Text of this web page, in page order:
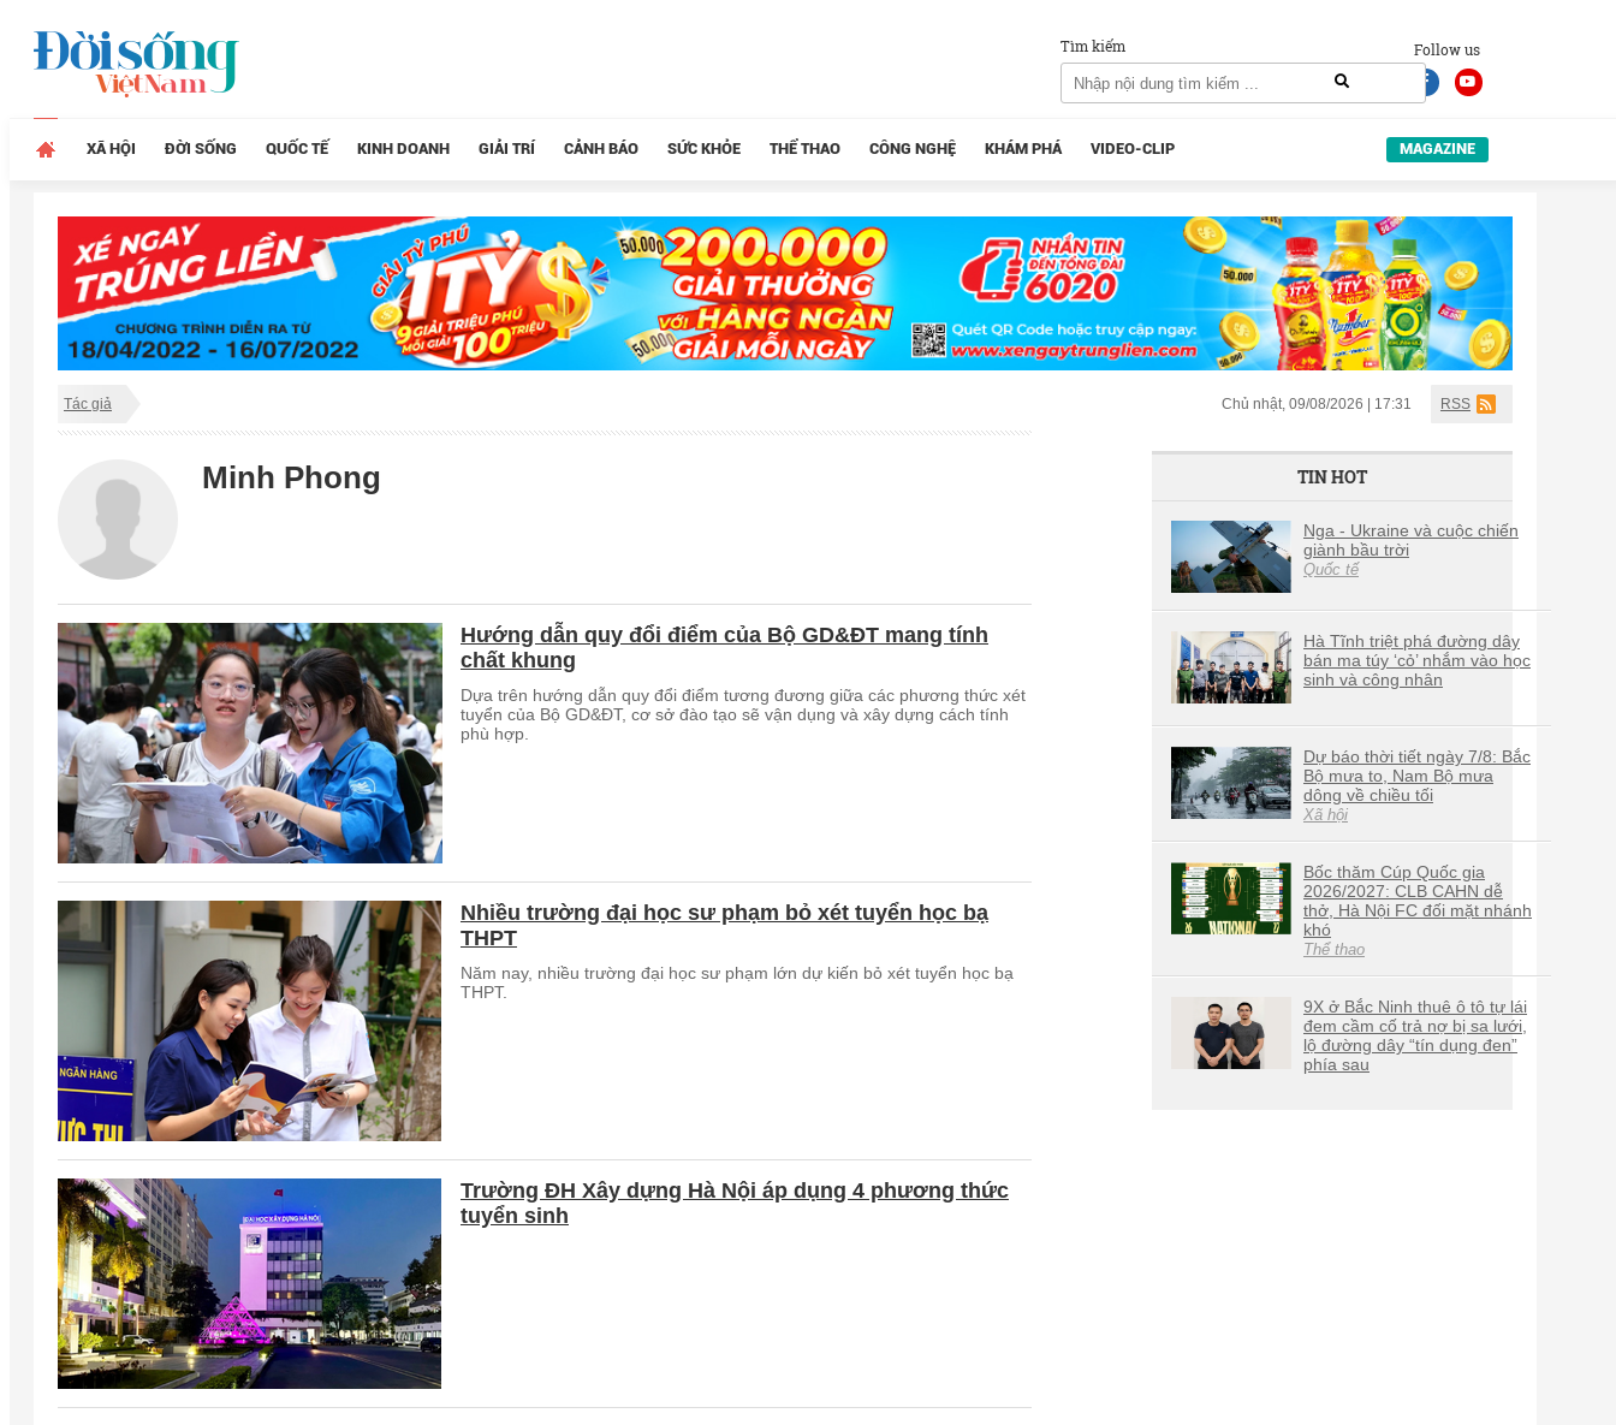
Follow us
Tìm kiếm
XÃ HỘI ĐỜI SỐNG QUỐC TẾ KINH DOANH GIẢI TRÍ CẢNH BÁO SỨC KHỎE THỂ THAO CÔNG NGHỆ KHÁM PHÁ VIDEO-CLIP MAGAZINE
Tác giả Chủ nhật, 09/08/2026 | 17:31 RSS
Minh Phong
Hướng dẫn quy đổi điểm của Bộ GD&ĐT mang tính
chất khung
Dựa trên hướng dẫn quy đổi điểm tương đương giữa các phương thức xét
tuyển của Bộ GD&ĐT, cơ sở đào tạo sẽ vận dụng và xây dựng cách tính
phù hợp.
Nhiều trường đại học sư phạm bỏ xét tuyển học bạ
THPT
Năm nay, nhiều trường đại học sư phạm lớn dự kiến bỏ xét tuyển học bạ
THPT.
Trường ĐH Xây dựng Hà Nội áp dụng 4 phương thức
tuyển sinh
TIN HOT
Nga - Ukraine và cuộc chiến
giành bầu trời
Quốc tế
Hà Tĩnh triệt phá đường dây
bán ma túy ‘cỏ’ nhắm vào học
sinh và công nhân
Dự báo thời tiết ngày 7/8: Bắc
Bộ mưa to, Nam Bộ mưa
dông về chiều tối
Xã hội
Bốc thăm Cúp Quốc gia
2026/2027: CLB CAHN dễ
thở, Hà Nội FC đối mặt nhánh
khó
Thể thao
9X ở Bắc Ninh thuê ô tô tự lái
đem cầm cố trả nợ bị sa lưới,
lộ đường dây “tín dụng đen”
phía sau